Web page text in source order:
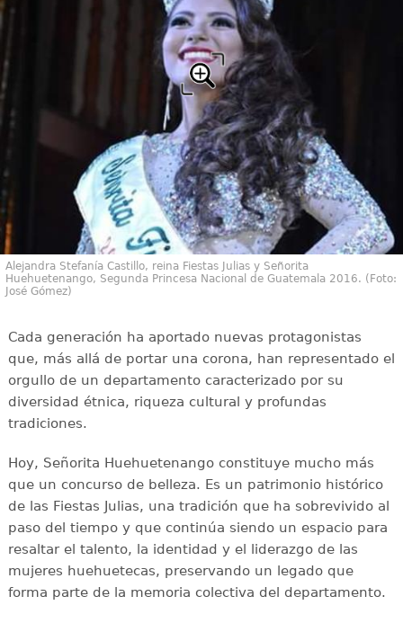
Alejandra Stefanía Castillo, reina Fiestas Julias y Señorita
Huehuetenango, Segunda Princesa Nacional de Guatemala 2016. (Foto:
José Gómez)
Cada generación ha aportado nuevas protagonistas
que, más allá de portar una corona, han representado el
orgullo de un departamento caracterizado por su
diversidad étnica, riqueza cultural y profundas
tradiciones.
Hoy, Señorita Huehuetenango constituye mucho más
que un concurso de belleza. Es un patrimonio histórico
de las Fiestas Julias, una tradición que ha sobrevivido al
paso del tiempo y que continúa siendo un espacio para
resaltar el talento, la identidad y el liderazgo de las
mujeres huehuetecas, preservando un legado que
forma parte de la memoria colectiva del departamento.